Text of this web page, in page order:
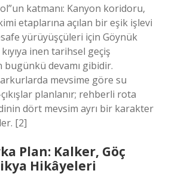
katmanı: Kanyon koridoru,
etaplarına açılan bir eşik işlevi
yürüyüşçüleri için Göynük
inen tarihsel geçiş
bugünkü devamı gibidir.
mevsime göre su
planlanır; rehberli rota
dört mevsim ayrı bir karakter
[2]
Plan: Kalker, Göç
Hikâyeleri